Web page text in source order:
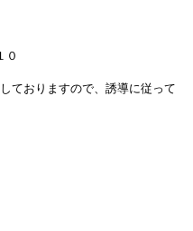
０
ておりますので、誘導に従って